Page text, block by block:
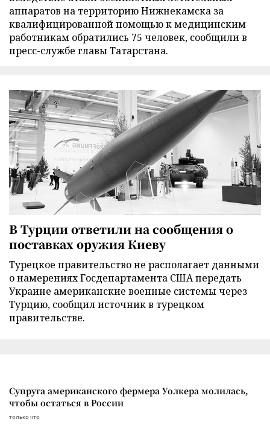
аппаратов на территорию Нижнекамска за
квалифицированной помощью к медицинским
работникам обратились 75 человек, сообщили в
пресс-службе главы Татарстана.
В Турции ответили на сообщения о
поставках оружия Киеву
Турецкое правительство не располагает данными
о намерениях Госдепартамента США передать
Украине американские военные системы через
Турцию, сообщил источник в турецком
правительстве.
Супруга американского фермера Уолкера молилась,
чтобы остаться в России
только что